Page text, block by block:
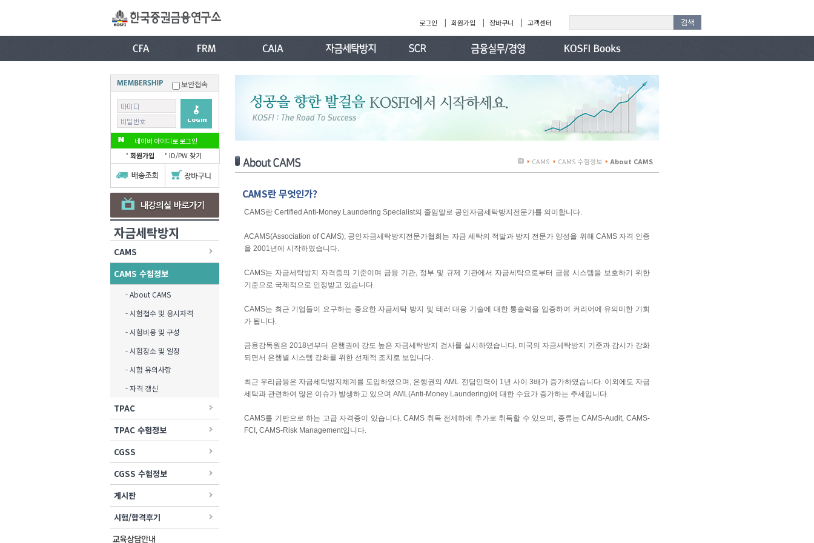
로그인 | 회원가입 | 장바구니 | 고객센터
보안접속
네이버 아이디로 로그인
회원가입
ID/PW 찾기
자금세탁방지
CAMS
CAMS 수험정보
- About CAMS
- 시험접수 및 응시자격
- 시험비용 및 구성
- 시험장소 및 일정
- 시험 유의사항
- 자격 갱신
TPAC
TPAC 수험정보
CGSS
CGSS 수험정보
게시판
시험/합격후기
CAMS CAMS 수험정보 About CAMS
CAMS란 무엇인가?
CAMS란 Certified Anti-Money Laundering Specialist의 줄임말로 공인자금세탁방지전문가를 의미합니다.
ACAMS(Association of CAMS), 공인자금세탁방지전문가협회는 자금 세탁의 적발과 방지 전문가 양성을 위해 CAMS 자격 인증
을 2001년에 시작하였습니다.
CAMS는 자금세탁방지 자격증의 기준이며 금융 기관, 정부 및 규제 기관에서 자금세탁으로부터 금융 시스템을 보호하기 위한
기준으로 국제적으로 인정받고 있습니다.
CAMS는 최근 기업들이 요구하는 중요한 자금세탁 방지 및 테러 대응 기술에 대한 통솔력을 입증하여 커리어에 유의미한 기회
가 됩니다.
금융감독원은 2018년부터 은행권에 강도 높은 자금세탁방지 검사를 실시하였습니다. 미국의 자금세탁방지 기준과 감시가 강화
되면서 은행별 시스템 강화를 위한 선제적 조치로 보입니다.
최근 우리금융은 자금세탁방지체계를 도입하였으며, 은행권의 AML 전담인력이 1년 사이 3배가 증가하였습니다. 이외에도 자금
세탁과 관련하여 많은 이슈가 발생하고 있으며 AML(Anti-Money Laundering)에 대한 수요가 증가하는 추세입니다.
CAMS를 기반으로 하는 고급 자격증이 있습니다. CAMS 취득 전제하에 추가로 취득할 수 있으며, 종류는 CAMS-Audit, CAMS-
FCI, CAMS-Risk Management입니다.